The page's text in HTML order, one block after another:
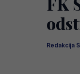
Redakcija